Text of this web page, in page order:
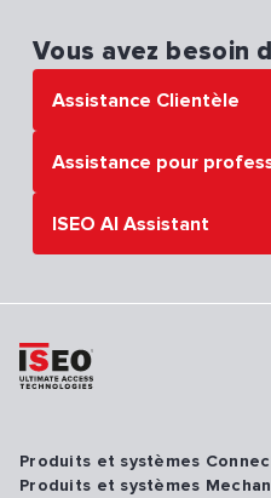
Vous avez besoin
Assistance Clientèle
Assistance pour
ISEO AI Assistant
Produits et systèmes
Produits et systèmes